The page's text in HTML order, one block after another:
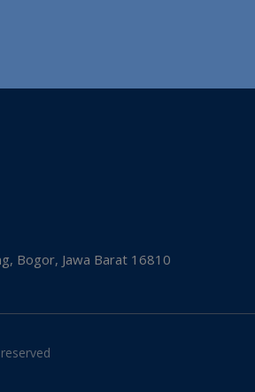
Bogor, Jawa Barat 16810